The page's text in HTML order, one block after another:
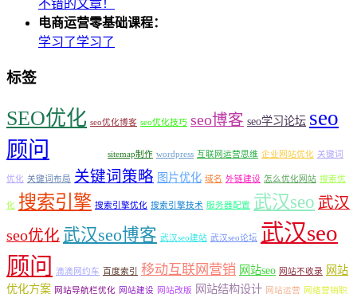
不错的文章！
电商运营零基础课程：
学习了学习了
标签
SEO优化 seo优化博客 seo优化技巧 seo博客 seo学习论坛 seo
顾问
sitemap制作 wordpress 互联网运营思维 企业网站优化 关键词
优化 关键词布局 关键词策略 图片优化 域名 外链建设 怎么优化网站 搜索优
化 搜索引擎 搜索引擎优化 搜索引擎技术 服务器配置 武汉seo 武汉
seo优化 武汉seo博客 武汉seo建站 武汉seo论坛 武汉seo
顾问
滴滴网约车 百度索引 移动互联网营销 网站seo 网站不收录
网站
优化方案 网站导航栏优化 网站建设 网站改版 网站结构设计 网站运营
网络营销职